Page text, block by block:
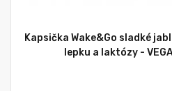
Kapsička Wake&Go sladké
lepku a laktózy -